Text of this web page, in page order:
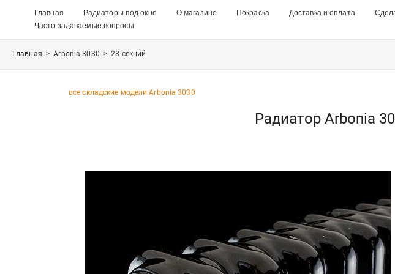
Главная Радиаторы под окно О магазине Покраска Доставка и оплата
Часто задаваемые вопросы
Главная >Arbonia 3030 >28 секций
все складские модели Arbonia 3030
Радиатор Arbonia